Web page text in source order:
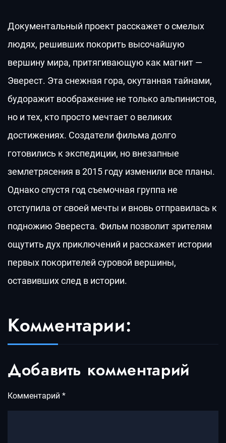
Документальный проект расскажет о смелых
людях, решивших покорить высочайшую
вершину мира, притягивающую как магнит —
Эверест. Эта снежная гора, окутанная тайнами,
будоражит воображение не только альпинистов,
но и тех, кто просто мечтает о великих
достижениях. Создатели фильма долго
готовились к экспедиции, но внезапные
землетрясения в 2015 году изменили все планы.
Однако спустя год съемочная группа не
отступила от своей мечты и вновь отправилась к
подножию Эвереста. Фильм позволит зрителям
ощутить дух приключений и расскажет истории
первых покорителей суровой вершины,
оставивших след в истории.
Комментарии:
Добавить комментарий
Комментарий *